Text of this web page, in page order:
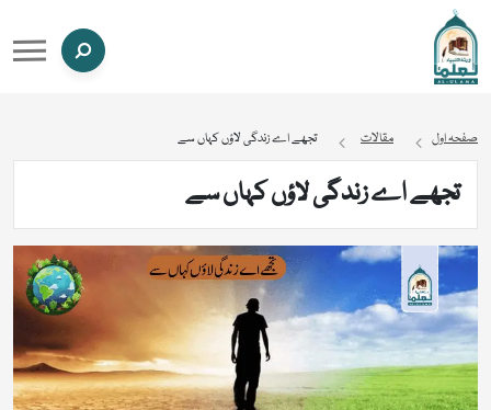
صفحہ اول مقالات تجھے اے زندگی لاؤں کہاں سے
تجھے اے زندگی لاؤں کہاں سے